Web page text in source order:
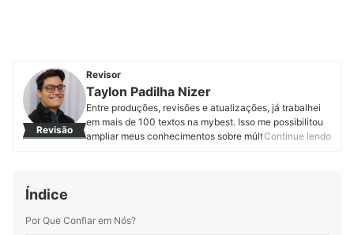
Revisão
Revisor
Taylon Padilha Nizer
Entre produções, revisões e atualizações, já trabalhei
em mais de 100 textos na mybest. Isso me possibilitou
ampliar meus conhecimentos sobre múltiplas
Perfil de Taylon Padilha Nizer
Continue lendo
Índice
Por Que Confiar em Nós?